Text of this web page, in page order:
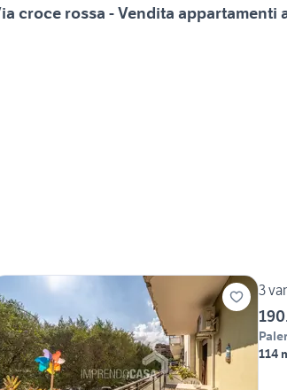
croce rossa - Vendita appartamenti
3
114